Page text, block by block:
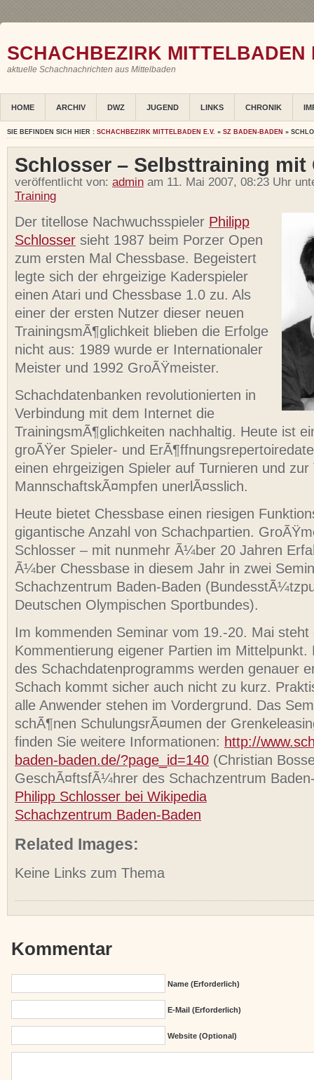
SCHACHBEZIRK MITTELBADEN
aktuelle Schachnachrichten aus Mittelbaden
HOME ARCHIV DWZ JUGEND LINKS CHRONIK
SIE BEFINDEN SICH HIER : SCHACHBEZIRK MITTELBADEN E.V. » SZ BADEN-BADEN »
Schlosser – Selbsttraining mit
veröffentlicht von: admin am 11. Mai 2007, 08:23 Uhr
Training
Der titellose Nachwuchsspieler Philipp
Schlosser sieht 1987 beim Porzer Open
zum ersten Mal Chessbase. Begeistert
legte sich der ehrgeizige Kaderspieler
einen Atari und Chessbase 1.0 zu. Als
einer der ersten Nutzer dieser neuen
TrainingsmÃ¶glichkeit blieben die Erfolge
nicht aus: 1989 wurde er Internationaler
Meister und 1992 GroÃŸmeister.
Schachdatenbanken revolutionierten in
Verbindung mit dem Internet die
TrainingsmÃ¶glichkeiten nachhaltig. Heute ist
groÃŸer Spieler- und
einen ehrgeizigen Spieler auf Turnieren und
MannschaftskÃ¤mpfen unerlÃ¤sslich.
Heute bietet Chessbase einen riesigen
gigantische Anzahl von Schachpartien.
Schlosser – mit nunmehr Ã¼ber 20 Jahren
Ã¼ber Chessbase in diesem Jahr in zwei
Schachzentrum Baden-Baden
Deutschen Olympischen Sportbundes).
Im kommenden Seminar vom 19.-20. Mai steht
Kommentierung eigener Partien im Mittelpunkt.
des Schachdatenprogramms werden genauer
Schach kommt sicher auch nicht zu kurz.
alle Anwender stehen im Vordergrund. Das
schÃ¶nen SchulungsrÃ¤umen der
finden Sie weitere Informationen: http://
baden-baden.de/?page_id=140 (Christian
GeschÃ¤ftsfÃ¼hrer des Schachzentrum
Philipp Schlosser bei Wikipedia
Schachzentrum Baden-Baden
Related Images:
Keine Links zum Thema
Kommentar
Name (erforderlich)
E-Mail (erforderlich)
Website (Optional)